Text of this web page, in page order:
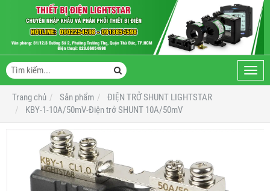
Trang chủ
Sản phẩm
ĐIỆN TRỞ SHUNT LIGHTSTAR
KBY-1-10A/50mV-Điện trở SHUNT 10A/50mV